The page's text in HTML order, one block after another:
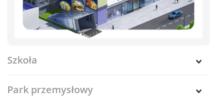
Szkoła
Park przemysłowy